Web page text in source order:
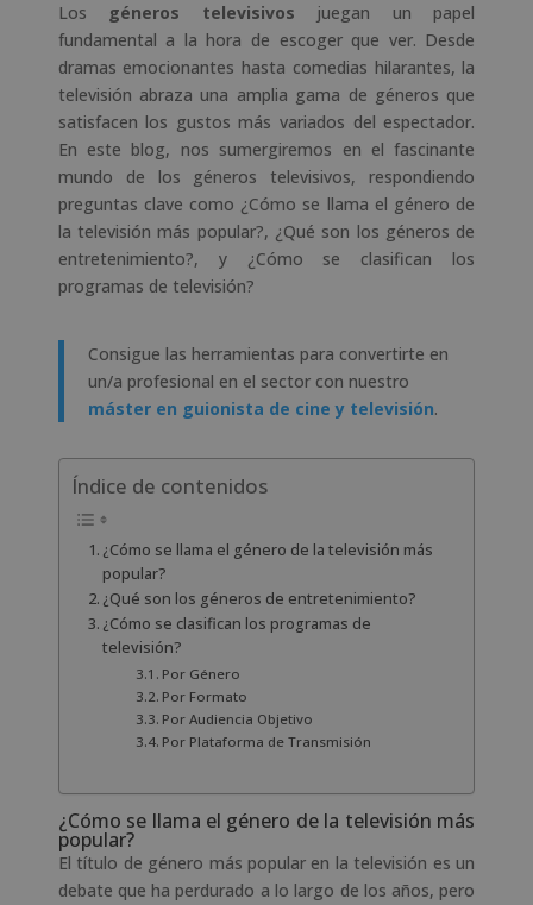
Los géneros televisivos juegan un papel
fundamental a la hora de escoger que ver. Desde
dramas emocionantes hasta comedias hilarantes, la
televisión abraza una amplia gama de géneros que
satisfacen los gustos más variados del espectador.
En este blog, nos sumergiremos en el fascinante
mundo de los géneros televisivos, respondiendo
preguntas clave como ¿Cómo se llama el género de
la televisión más popular?, ¿Qué son los géneros de
entretenimiento?, y ¿Cómo se clasifican los
programas de televisión?
Consigue las herramientas para convertirte en
un/a profesional en el sector con nuestro
máster en guionista de cine y televisión.
Índice de contenidos
¿Cómo se llama el género de la televisión más
popular?
¿Qué son los géneros de entretenimiento?
¿Cómo se clasifican los programas de
televisión?
Por Género
Por Formato
Por Audiencia Objetivo
Por Plataforma de Transmisión
¿Cómo se llama el género de la televisión más
popular?
El título de género más popular en la televisión es un
debate que ha perdurado a lo largo de los años, pero